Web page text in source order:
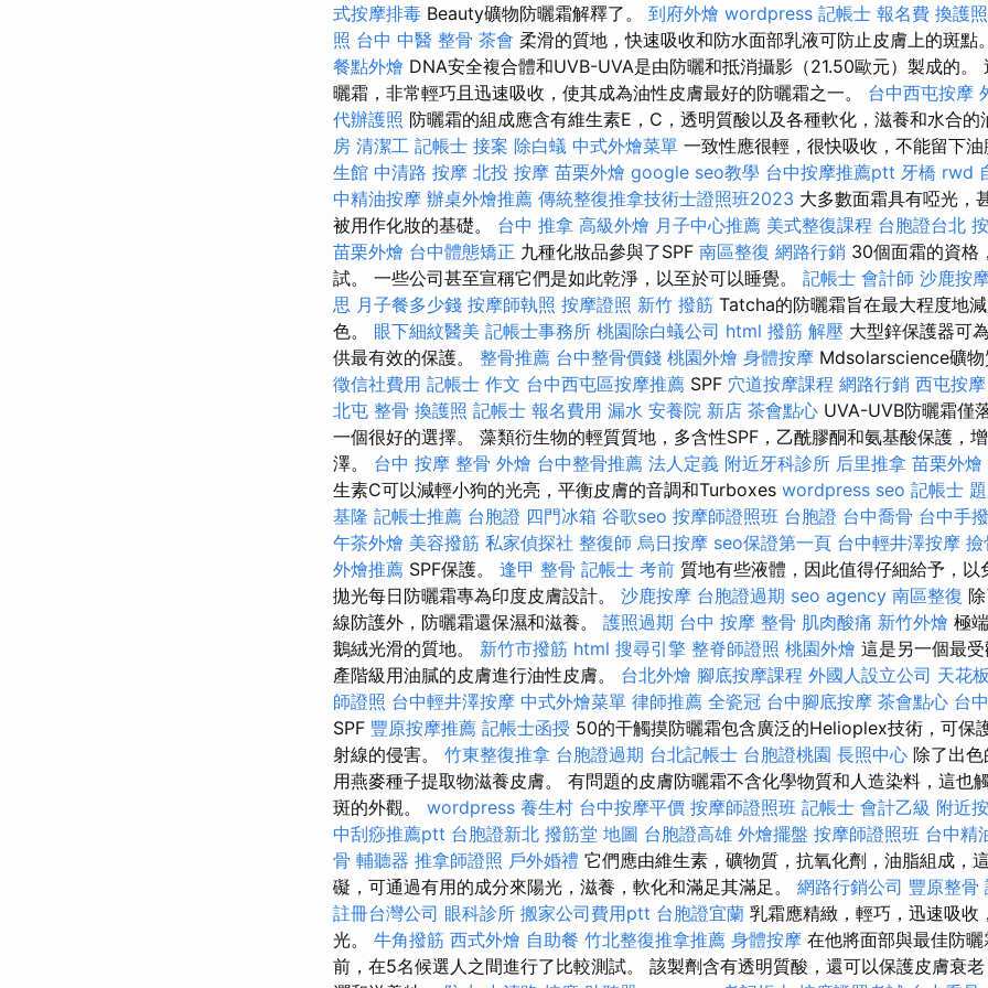
式按摩排毒 Beauty礦物防曬霜解釋了。 到府外燴 wordpress 記帳士 報名費 換護照
照 台中 中醫 整骨 茶會 柔滑的質地，快速吸收和防水面部乳液可防止皮膚上的斑點
餐點外燴 DNA安全複合體和UVB-UVA是由防曬和抵消攝影（21.50歐元）製成的。
曬霜，非常輕巧且迅速吸收，使其成為油性皮膚最好的防曬霜之一。 台中西屯按摩
代辦護照 防曬霜的組成應含有維生素E，C，透明質酸以及各種軟化，滋養和水合
房 清潔工 記帳士 接案 除白蟻 中式外燴菜單 一致性應很輕，很快吸收，不能留下
生館 中清路 按摩 北投 按摩 苗栗外燴 google seo教學 台中按摩推薦ptt 牙橋 rwd
中精油按摩 辦桌外燴推薦 傳統整復推拿技術士證照班2023 大多數面霜具有啞光，
被用作化妝的基礎。 台中 推拿 高級外燴 月子中心推薦 美式整復課程 台胞證台北
苗栗外燴 台中體態矯正 九種化妝品參與了SPF 南區整復 網路行銷 30個面霜的資格
試。 一些公司甚至宣稱它們是如此乾淨，以至於可以睡覺。 記帳士 會計師 沙鹿按
思 月子餐多少錢 按摩師執照 按摩證照 新竹 撥筋 Tatcha的防曬霜旨在最大程度地
色。 眼下細紋醫美 記帳士事務所 桃園除白蟻公司 html 撥筋 解壓 大型鋅保護器可
供最有效的保護。 整骨推薦 台中整骨價錢 桃園外燴 身體按摩 Mdsolarscience礦
徵信社費用 記帳士 作文 台中西屯區按摩推薦 SPF 穴道按摩課程 網路行銷 西屯按摩
北屯 整骨 換護照 記帳士 報名費用 漏水 安養院 新店 茶會點心 UVA-UVB防曬霜僅
一個很好的選擇。 藻類衍生物的輕質質地，多含性SPF，乙酰膠酮和氨基酸保護，
澤。 台中 按摩 整骨 外燴 台中整骨推薦 法人定義 附近牙科診所 后里推拿 苗栗外燴
生素C可以減輕小狗的光亮，平衡皮膚的音調和Turboxes wordpress seo 記帳士
基隆 記帳士推薦 台胞證 四門冰箱 谷歌seo 按摩師證照班 台胞證 台中喬骨 台中手
午茶外燴 美容撥筋 私家偵探社 整復師 烏日按摩 seo保證第一頁 台中輕井澤按摩 撿
外燴推薦 SPF保護。 逢甲 整骨 記帳士 考前 質地有些液體，因此值得仔細給予，
拋光每日防曬霜專為印度皮膚設計。 沙鹿按摩 台胞證過期 seo agency 南區整復
線防護外，防曬霜還保濕和滋養。 護照過期 台中 按摩 整骨 肌肉酸痛 新竹外燴 極
鵝絨光滑的質地。 新竹市撥筋 html 搜尋引擎 整脊師證照 桃園外燴 這是另一個最
產階級用油膩的皮膚進行油性皮膚。 台北外燴 腳底按摩課程 外國人設立公司 天花
師證照 台中輕井澤按摩 中式外燴菜單 律師推薦 全瓷冠 台中腳底按摩 茶會點心 台
SPF 豐原按摩推薦 記帳士函授 50的干觸摸防曬霜包含廣泛的Helioplex技術，可保
射線的侵害。 竹東整復推拿 台胞證過期 台北記帳士 台胞證桃園 長照中心 除了出
用燕麥種子提取物滋養皮膚。 有問題的皮膚防曬霜不含化學物質和人造染料，這也
斑的外觀。 wordpress 養生村 台中按摩平價 按摩師證照班 記帳士 會計乙級 附近
中刮痧推薦ptt 台胞證新北 撥筋堂 地圖 台胞證高雄 外燴擺盤 按摩師證照班 台中精
骨 輔聽器 推拿師證照 戶外婚禮 它們應由維生素，礦物質，抗氧化劑，油脂組成，
礙，可通過有用的成分來陽光，滋養，軟化和滿足其滿足。 網路行銷公司 豐原整骨
註冊台灣公司 眼科診所 搬家公司費用ptt 台胞證宜蘭 乳霜應精緻，輕巧，迅速吸收
光。 牛角撥筋 西式外燴 自助餐 竹北整復推拿推薦 身體按摩 在他將面部與最佳防
前，在5名候選人之間進行了比較測試。 該製劑含有透明質酸，還可以保護皮膚衰